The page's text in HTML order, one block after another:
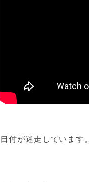
日付が迷走しています。